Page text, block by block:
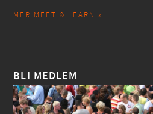
MER MEET & LEARN »
BLI MEDLEM